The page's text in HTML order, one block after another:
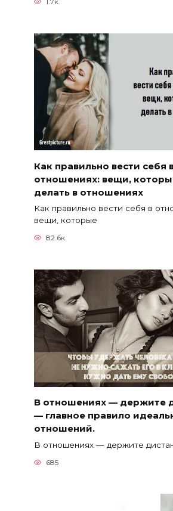
Как правильно вести себя
отношениях: вещи,
делать в отношениях
Как правильно вести себя в
вещи, которые
82.6к.
В отношениях — держите
— главное правило
отношений.
В отношениях — держите
685